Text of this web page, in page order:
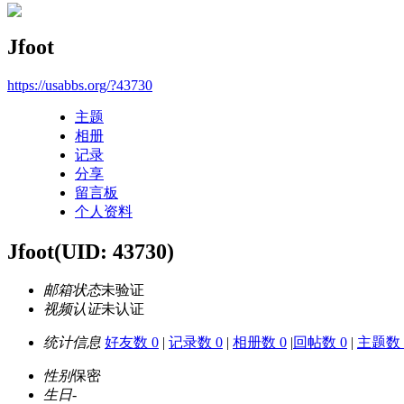
Jfoot
https://usabbs.org/?43730
主题
相册
记录
分享
留言板
个人资料
Jfoot(UID: 43730)
邮箱状态未验证
视频认证未认证
统计信息 好友数 0 | 记录数 0 | 相册数 0 |回帖数 0 | 主题数
性别保密
生日-